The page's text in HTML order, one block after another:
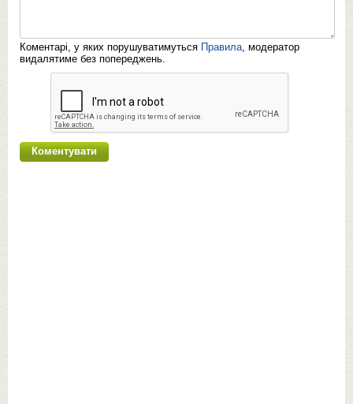
Коментарі, у яких порушуватимуться Правила , модератор
видалятиме без попереджень.